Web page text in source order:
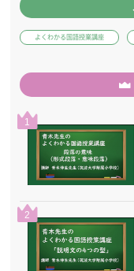
よくわかる国語授業講座
1
2